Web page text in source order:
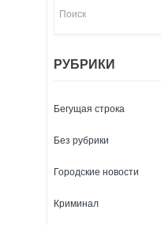
РУБРИКИ
Бегущая строка
Без рубрики
Городские новости
Криминал